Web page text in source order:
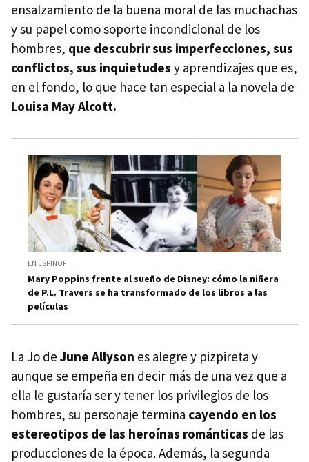
ensalzamiento de la buena moral de las muchachas
y su papel como soporte incondicional de los
hombres, que descubrir sus imperfecciones, sus
conflictos, sus inquietudes y aprendizajes que es,
en el fondo, lo que hace tan especial a la novela de
Louisa May Alcott.
EN ESPINOF
Mary Poppins frente al sueño de Disney: cómo la niñera
de P.L. Travers se ha transformado de los libros a las
películas
La Jo de June Allyson es alegre y pizpireta y
aunque se empeña en decir más de una vez que a
ella le gustaría ser y tener los privilegios de los
hombres, su personaje termina cayendo en los
estereotipos de las heroínas románticas de las
producciones de la época. Además, la segunda